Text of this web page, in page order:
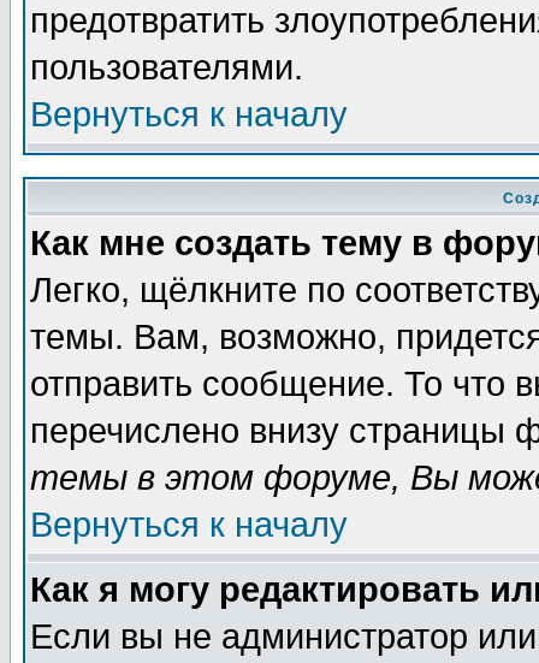
предотвратить
пользователями.
Вернуться к началу
Как мне создать тему в
Легко, щёлкните по
темы. Вам, возможно,
отправить сообщение. То что
перечислено внизу страницы
темы в этом форуме, Вы
Вернуться к началу
Как я могу редактировать
Если вы не администратор